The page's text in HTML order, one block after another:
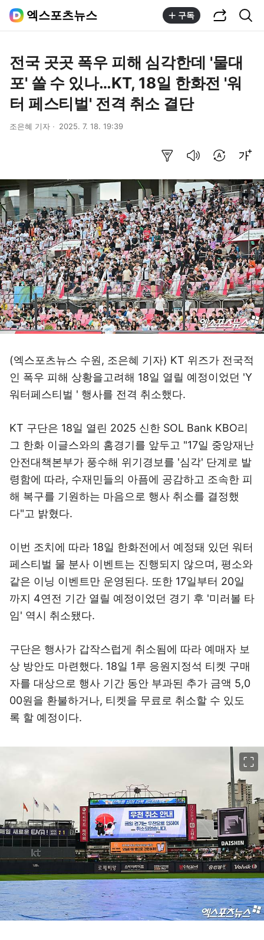
엑스포츠뉴스 구독
전국 곳곳 폭우 피해 심각한데 '물대
포' 쏠 수 있나…KT, 18일 한화전 '워
터 페스티벌' 전격 취소 결단
조은혜 기자 2025. 7. 18. 19:39
(엑스포츠뉴스 수원, 조은혜 기자) KT 위즈가 전국적
인 폭우 피해 상황을고려해 18일 열릴 예정이었던 'Y
워터페스티벌 ' 행사를 전격 취소했다.
KT 구단은 18일 열린 2025 신한 SOL Bank KBO리
그 한화 이글스와의 홈경기를 앞두고 "17일 중앙재난
안전대책본부가 풍수해 위기경보를 '심각' 단계로 발
령함에 따라, 수재민들의 아픔에 공감하고 조속한 피
해 복구를 기원하는 마음으로 행사 취소를 결정했
다"고 밝혔다.
이번 조치에 따라 18일 한화전에서 예정돼 있던 워터
페스티벌 물 분사 이벤트는 진행되지 않으며, 평소와
같은 이닝 이벤트만 운영된다. 또한 17일부터 20일
까지 4연전 기간 열릴 예정이었던 경기 후 '미러볼 타
임' 역시 취소됐다.
구단은 행사가 갑작스럽게 취소됨에 따라 예매자 보
상 방안도 마련했다. 18일 1루 응원지정석 티켓 구매
자를 대상으로 행사 기간 동안 부과된 추가 금액 5,0
00원을 환불하거나, 티켓을 무료로 취소할 수 있도
록 할 예정이다.